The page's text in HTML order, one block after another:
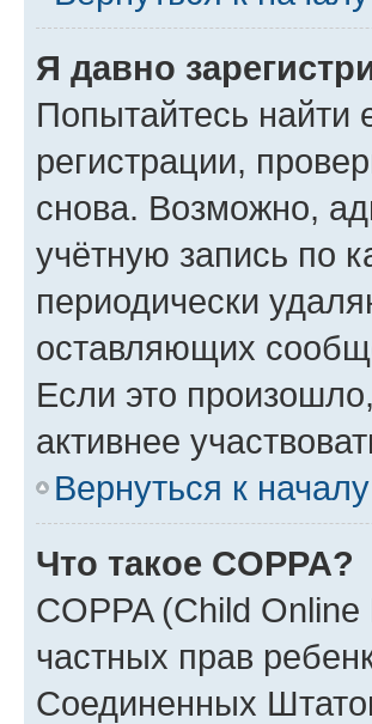
Я давно
Попытайтесь найти
регистрации,
снова. Возможно,
учётную запись по
периодически
оставляющих
Если это
активнее
Вернуться к началу
Что такое COPPA?
COPPA (Child
частных прав
Соединенных